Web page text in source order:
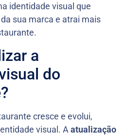
identidade visual que
sua marca e atrai mais
a
do
cresce e evolui,
visual. A atualização